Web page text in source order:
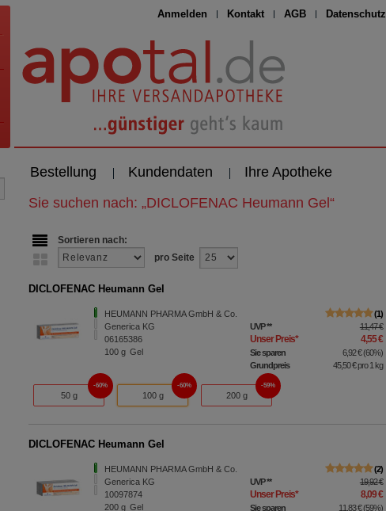
Anmelden Kontakt AGB Datenschutz
Bestellung Kundendaten Ihre Apotheke
Sie suchen nach: „DICLOFENAC Heumann Gel“
Sortieren nach:
pro Seite
DICLOFENAC Heumann Gel
HEUMANN PHARMA GmbH & Co.
Generica KG
06165386
100g Gel
1
UVP** 11,47 €
Unser Preis* 4,55 €
Sie sparen 6,92 €(60%)
Grundpreis
45,50 €pro 1 kg
50 g
60%
100 g
60%
200 g
59%
DICLOFENAC Heumann Gel
HEUMANN PHARMA GmbH & Co.
Generica KG
10097874
200g Gel
2
UVP** 19,92 €
Unser Preis* 8,09 €
Sie sparen 11,83 €(59%)